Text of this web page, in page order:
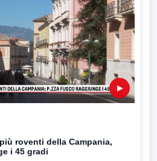
▶
roventi della Campania,
i 45 gradi